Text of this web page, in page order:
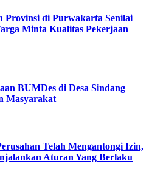
Provinsi di Purwakarta Senilai
Minta Kualitas Pekerjaan
BUMDes di Desa Sindang
Masyarakat
Telah Mengantongi Izin,
Aturan Yang Berlaku